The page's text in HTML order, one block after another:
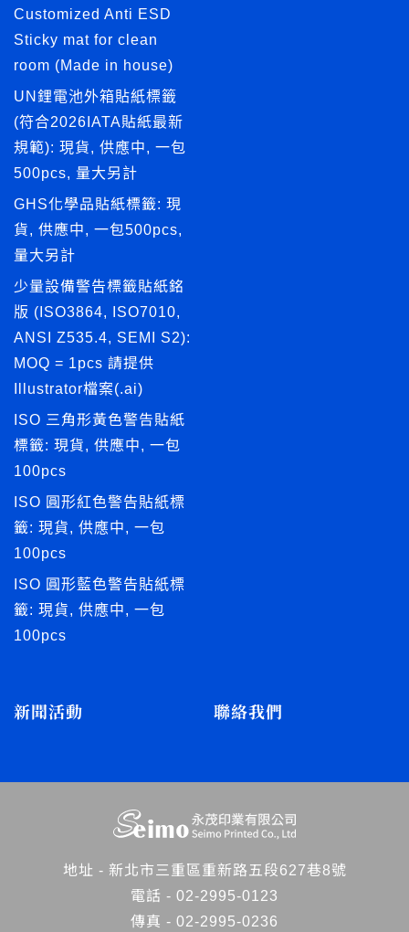
Customized Anti ESD
Sticky mat for clean
room (Made in house)
UN鋰電池外箱貼紙標籤
(符合2026IATA貼紙最新
規範): 現貨, 供應中, 一包
500pcs, 量大另計
GHS化學品貼紙標籤: 現
貨, 供應中, 一包500pcs,
量大另計
少量設備警告標籤貼紙銘
版 (ISO3864, ISO7010,
ANSI Z535.4, SEMI S2):
MOQ = 1pcs 請提供
Illustrator檔案(.ai)
ISO 三角形黃色警告貼紙
標籤: 現貨, 供應中, 一包
100pcs
ISO 圓形紅色警告貼紙標
籤: 現貨, 供應中, 一包
100pcs
ISO 圓形藍色警告貼紙標
籤: 現貨, 供應中, 一包
100pcs
新聞活動 聯絡我們
地址 - 新北市三重區重新路五段627巷8號
電話 - 02-2995-0123
傳真 - 02-2995-0236